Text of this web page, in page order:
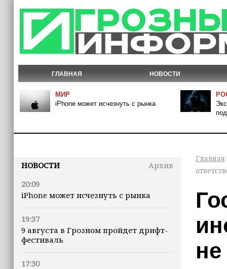
ГЛАВНАЯ НОВОСТИ
МИР
iPhone может исчезнуть с рынка
НОВОСТИ
Архив
20:09
iPhone может исчезнуть с рынка
19:37
9 августа в Грозном пройдет дрифт-
фестиваль
17:30
Главная